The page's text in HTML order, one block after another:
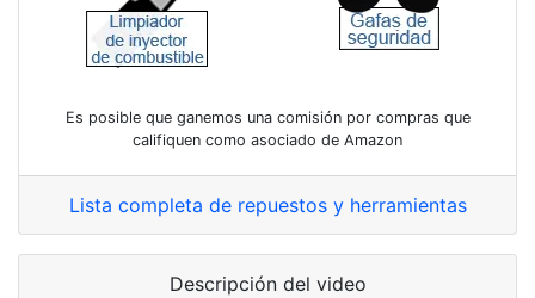
Es posible que ganemos una comisión por compras que
califiquen como asociado de Amazon
Lista completa de repuestos y herramientas
Descripción del video